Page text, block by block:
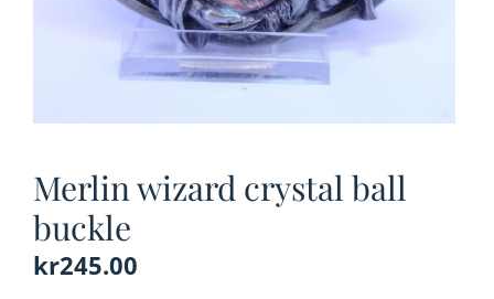
Merlin wizard crystal ball
buckle
kr245.00